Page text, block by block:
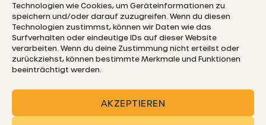
Technologien wie Cookies, um Geräteinformationen zu
speichern und/oder darauf zuzugreifen. Wenn du diesen
Technologien zustimmst, können wir Daten wie das
Surfverhalten oder eindeutige IDs auf dieser Website
verarbeiten. Wenn du deine Zustimmung nicht erteilst oder
zurückziehst, können bestimmte Merkmale und Funktionen
beeinträchtigt werden.
AKZEPTIEREN
L-5330 Moutfort
E-MAIL
© 2026 De Beiefritz